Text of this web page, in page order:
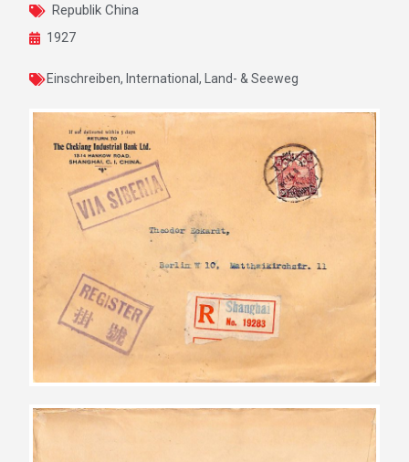
Republik China
1927
Einschreiben, International, Land- & Seeweg